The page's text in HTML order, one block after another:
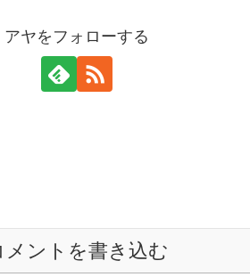
アヤをフォローする
メントを書き込む